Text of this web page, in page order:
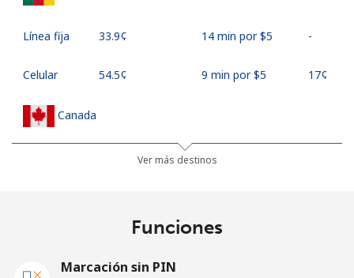
Línea fija ⁦33.9¢⁩ 14 min por ⁦$5⁩ -
Celular ⁦54.5¢⁩ 9 min por ⁦$5⁩ ⁦17¢⁩
Canada
333 min por ⁦$5⁩
Ver más destinos
Funciones
Marcación sin PIN